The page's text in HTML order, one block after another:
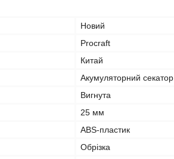
Новий
Procraft
Китай
Акумуляторний секатор
Вигнута
25 мм
ABS-пластик
Обрізка